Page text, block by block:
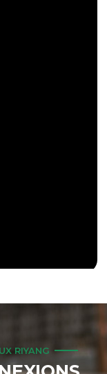
RIYANG